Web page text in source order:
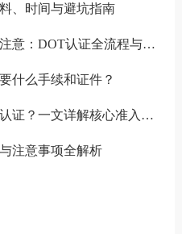
、时间与避坑指南
认证全流程与合规要点详解
什么手续和证件？
？一文详解核心准入要求
注意事项全解析